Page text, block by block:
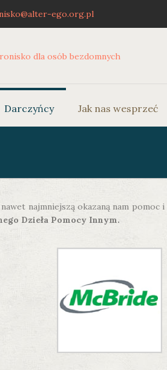
ego.org.pl
Darczyńcy Jak nas wesprzeć
najmniejszą okazaną nam pomoc
Dzieła Pomocy Innym.